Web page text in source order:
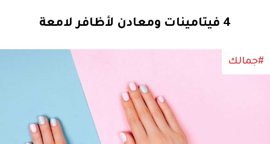
4 فيتامينات ومعادن لأظافر لامعة
#جمالك